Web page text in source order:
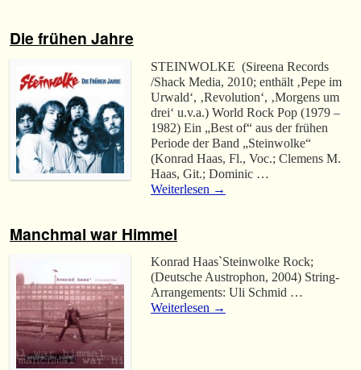
Die frühen Jahre
STEINWOLKE (Sireena Records
/Shack Media, 2010; enthält ‚Pepe im
Urwald‘, ‚Revolution‘, ‚Morgens um
drei‘ u.v.a.) World Rock Pop (1979 –
1982) Ein „Best of“ aus der frühen
Periode der Band „Steinwolke“
(Konrad Haas, Fl., Voc.; Clemens M.
Haas, Git.; Dominic …
Weiterlesen →
Manchmal war Himmel
Konrad Haas`Steinwolke Rock;
(Deutsche Austrophon, 2004) String-
Arrangements: Uli Schmid …
Weiterlesen →